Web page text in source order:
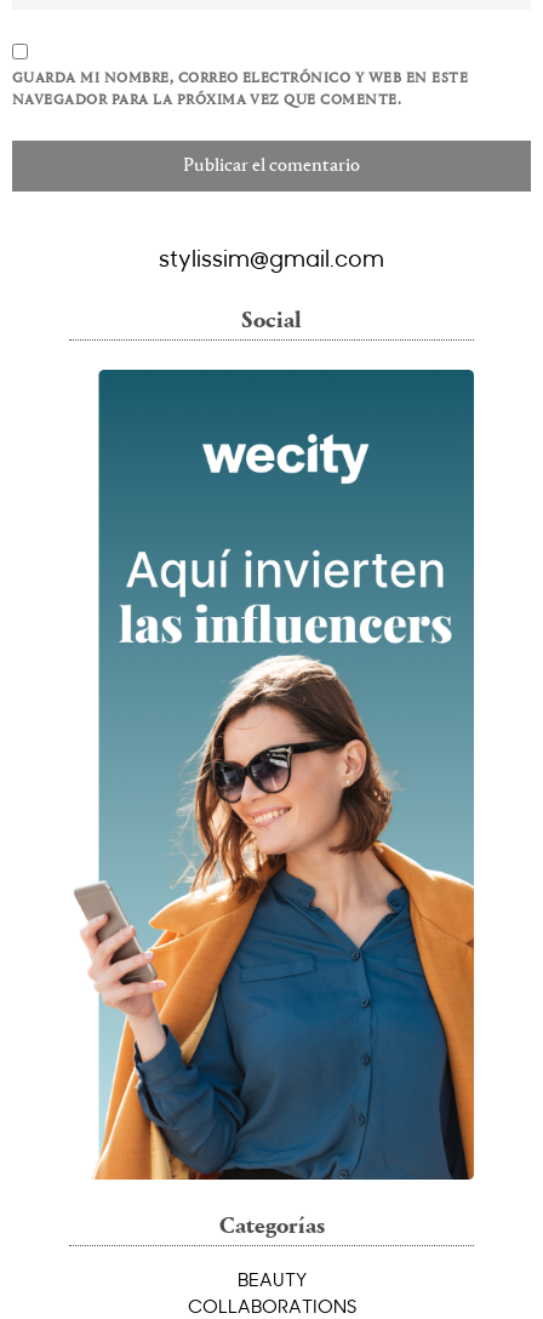
GUARDA MI NOMBRE, CORREO ELECTRÓNICO Y WEB EN ESTE
NAVEGADOR PARA LA PRÓXIMA VEZ QUE COMENTE.
stylissim@gmail.com
Social
Categorías
BEAUTY
COLLABORATIONS